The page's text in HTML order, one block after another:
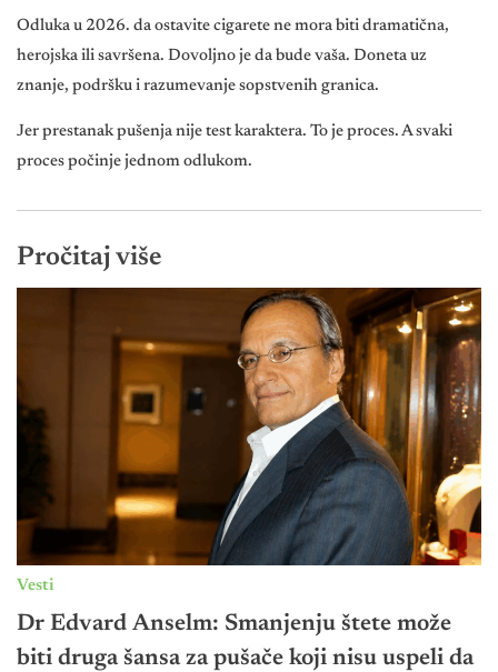
Odluka u 2026. da ostavite cigarete ne mora biti dramatična,
herojska ili savršena. Dovoljno je da bude vaša. Doneta uz
znanje, podršku i razumevanje sopstvenih granica.
Jer prestanak pušenja nije test karaktera. To je proces. A svaki
proces počinje jednom odlukom.
Pročitaj više
Vesti
Dr Edvard Anselm: Smanjenju štete može
biti druga šansa za pušače koji nisu uspeli da